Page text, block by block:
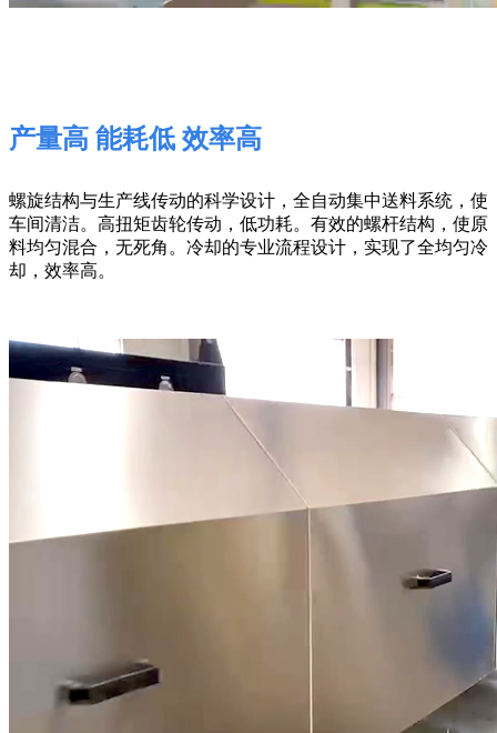
产量高 能耗低 效率高
螺旋结构与生产线传动的科学设计，全自动集中送料系统，使
车间清洁。高扭矩齿轮传动，低功耗。有效的螺杆结构，使原
料均匀混合，无死角。冷却的专业流程设计，实现了全均匀冷
却，效率高。